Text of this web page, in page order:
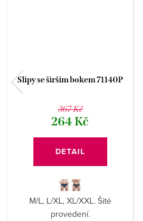
Slipy se širším bokem 71140P
367 Kč
264 Kč
DETAIL
M/L, L/XL, XL/XXL. Šité
provedení.